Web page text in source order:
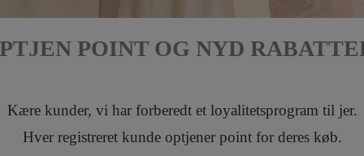
POINT OG NYD
Kære kunder, vi har forberedt et loyalitetsprogram til jer.
Hver registreret kunde optjener point for deres køb.